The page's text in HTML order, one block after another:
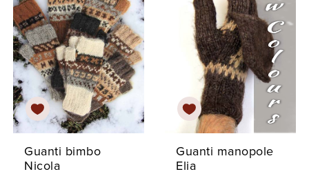
Guanti bimbo
Nicola
Guanti manopole
Elia